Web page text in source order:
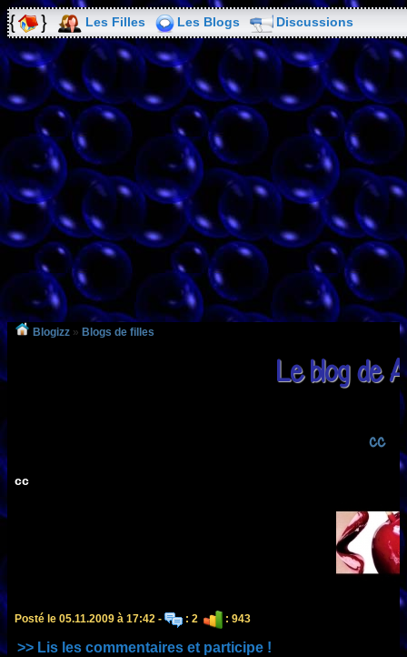
Les Filles Les Blogs Discussions
Blogizz » Blogs de filles
Le blog de
cc
cc
Posté le 05.11.2009 à 17:42 - : 2 : 943
>> Lis les commentaires et participe !